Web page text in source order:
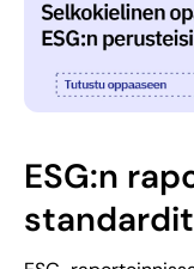
ESG:n
standardit